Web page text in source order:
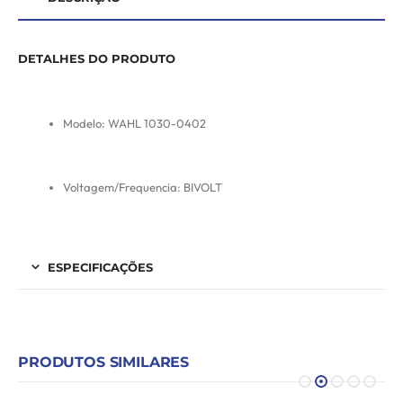
DETALHES DO PRODUTO
Modelo: WAHL 1030-0402
Voltagem/Frequencia: BIVOLT
ESPECIFICAÇÕES
PRODUTOS SIMILARES